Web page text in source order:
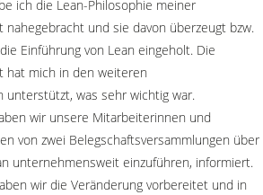
ich die Lean-Philosophie meiner
nahegebracht und sie davon überzeugt bzw.
Einführung von Lean eingeholt. Die
hat mich in den weiteren
unterstützt, was sehr wichtig war.
wir unsere Mitarbeiterinnen und
von zwei Belegschaftsversammlungen über
unternehmensweit einzuführen, informiert.
wir die Veränderung vorbereitet und in